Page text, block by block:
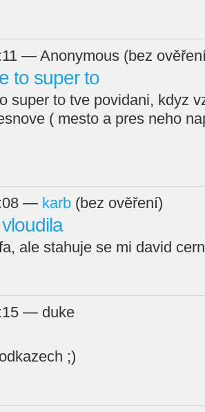
— Anonymous (bez
to super to
super to tve povidani, kdyz
( mesto a pres neho
— karb (bez ověření)
ale stahuje se mi david
— duke
;)